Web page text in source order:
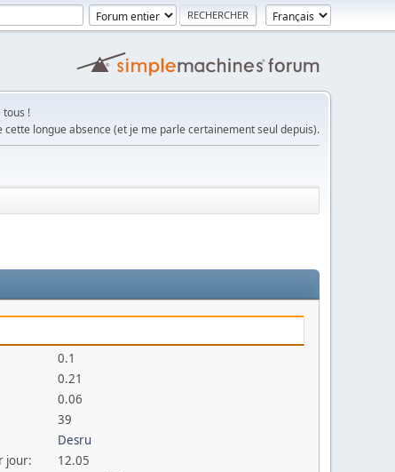
tous !
cette longue absence (et je me parle certainement seul depuis).
0.1
0.21
0.06
39
Desru
jour:
12.05